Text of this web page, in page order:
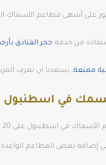
على أشهى مطاعم الأسماك
من خدمة حجز الفنادق
ممتعة، يسعدنا ان تعرف
في اسطنبول عام
إضافة بعض المطاعم الواعدة